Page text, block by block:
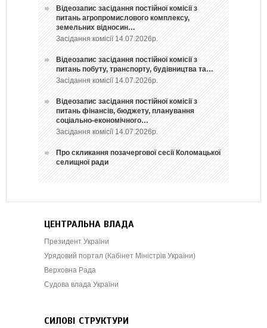
Відеозапис засідання постійної комісії з
питань агропромислового комплексу,
земельних відносин…
Засідання комісії 14.07.2026р.
Відеозапис засідання постійної комісії з
питань побуту, транспорту, будівництва та…
Засідання комісії 14.07.2026р.
Відеозапис засідання постійної комісії з
питань фінансів, бюджету, планування
соціально-економічного…
Засідання комісії 14.07.2026р.
Про скликання позачергової сесії Коломацької
селищної ради
ЦЕНТРАЛЬНА ВЛАДА
Президент України
Урядовий портал (Кабінет Міністрів України)
Верховна Рада
Судова влада України
СИЛОВІ СТРУКТУРИ